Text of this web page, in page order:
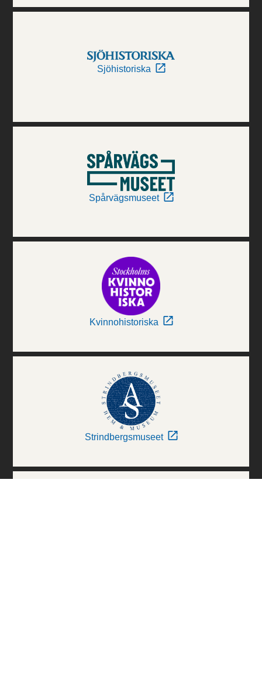
Sjöhistoriska
Spårvägsmuseet
Kvinnohistoriska
Strindbergsmuseet